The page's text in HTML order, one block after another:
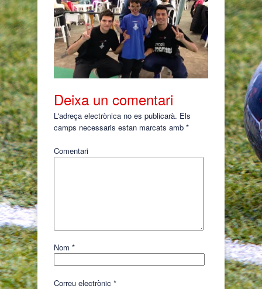
Deixa un comentari
L'adreça electrònica no es publicarà. Els
camps necessaris estan marcats amb *
Comentari
Nom *
Correu electrònic *